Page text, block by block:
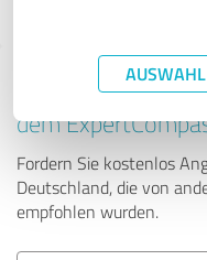
Tipp: Die
dem
Fordern Sie kostenlos
Deutschland, die von
empfohlen wurden.